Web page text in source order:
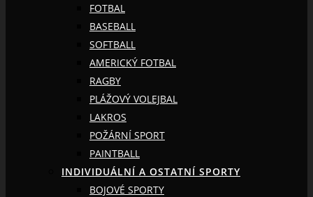
FOTBAL
BASEBALL
SOFTBALL
AMERICKÝ FOTBAL
RAGBY
PLÁŽOVÝ VOLEJBAL
LAKROS
POŽÁRNÍ SPORT
PAINTBALL
INDIVIDUÁLNÍ A OSTATNÍ SPORTY
BOJOVÉ SPORTY